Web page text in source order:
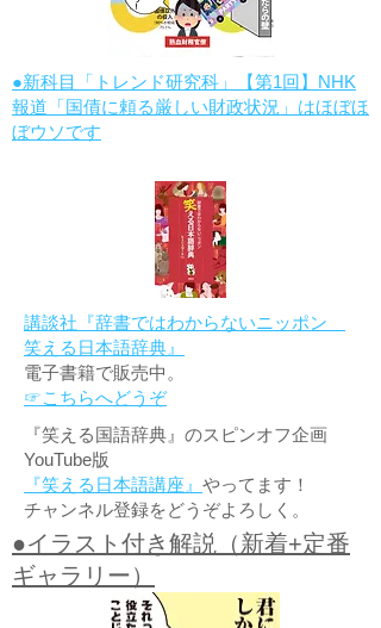
●新科目「トレンド研究科」【第1回】NHK
報道「国債に頼る厳しい財政状況」はほぼほ
ぼウソです
講談社『辞書ではわからないニッポン
笑える日本語辞典』
電子書籍で販売中。
☞こちらへどうぞ
『笑える国語辞典』のスピンオフ企画
YouTube版
『笑える日本語講座』 やってます！
チャンネル登録をどうぞよろしく。
●イラスト付き解説（新着+定番
ギャラリー）